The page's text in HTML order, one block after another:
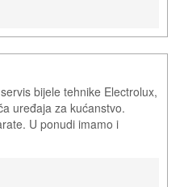
bijele tehnike Electrolux,
uređaja za kućanstvo.
U ponudi imamo i